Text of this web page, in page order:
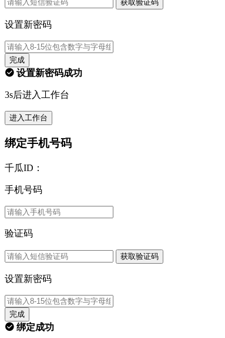
获取验证码
设置新密码
完成
设置新密码成功
3s后进入工作台
进入工作台
绑定手机号码
千瓜ID：
手机号码
验证码
获取验证码
设置新密码
完成
绑定成功